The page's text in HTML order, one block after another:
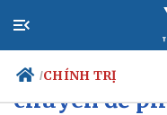
/CHÍNH TRỊ
Thường vụ
chuyên đề